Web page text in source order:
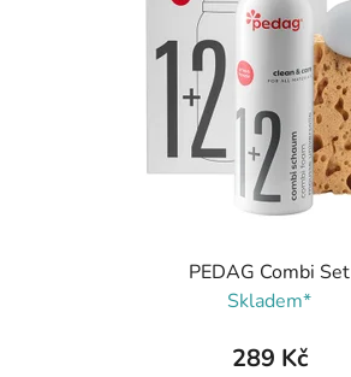
PEDAG Combi Set
Skladem*
289 Kč